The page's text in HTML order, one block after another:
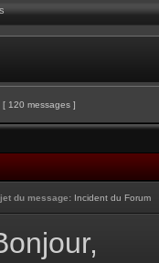
[ 120 messages ]
du message: Incident du Forum